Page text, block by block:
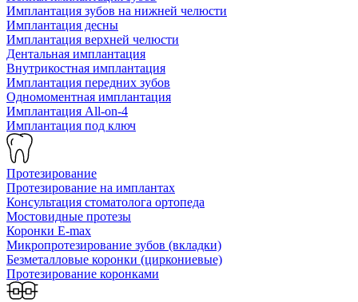
Имплантация зубов на нижней челюсти
Имплантация десны
Имплантация верхней челюсти
Дентальная имплантация
Внутрикостная имплантация
Имплантация передних зубов
Одномоментная имплантация
Имплантация All-on-4
Имплантация под ключ
Протезирование
Протезирование на имплантах
Консультация стоматолога ортопеда
Мостовидные протезы
Коронки E-max
Микропротезирование зубов (вкладки)
Безметалловые коронки (циркониевые)
Протезирование коронками